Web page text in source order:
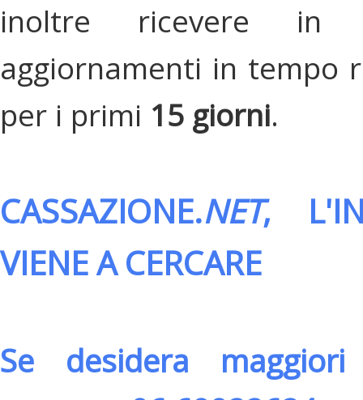
inoltre ricevere in
aggiornamenti in tempo
per i primi 15 giorni.
CASSAZIONE.NET,
VIENE A CERCARE
Se desidera